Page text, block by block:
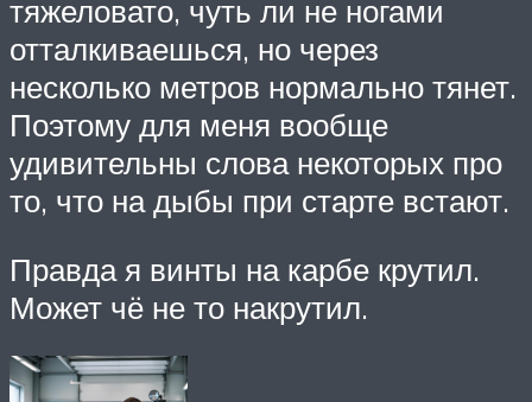
тяжеловато, чуть ли не ногами
отталкиваешься, но через
несколько метров нормально тянет.
Поэтому для меня вообще
удивительны слова некоторых про
то, что на дыбы при старте встают.
Правда я винты на карбе крутил.
Может чё не то накрутил.